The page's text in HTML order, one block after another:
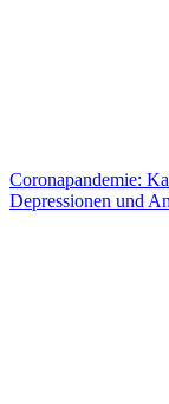
Coronapandemie:
Depressionen und